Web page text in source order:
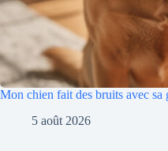
Mon chien fait des bruits avec
5 août 2026